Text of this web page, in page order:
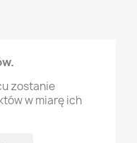
zostanie
w miarę ich